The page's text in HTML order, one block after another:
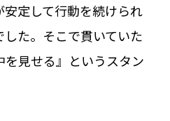
定して行動を続けられ
た。そこで貫いていた
見せる』というスタン